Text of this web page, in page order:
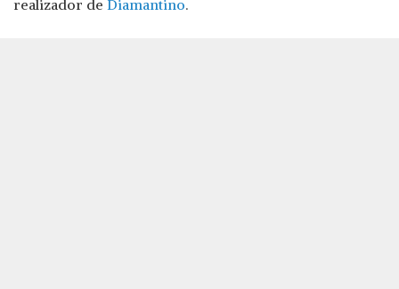
realizador de Diamantino.